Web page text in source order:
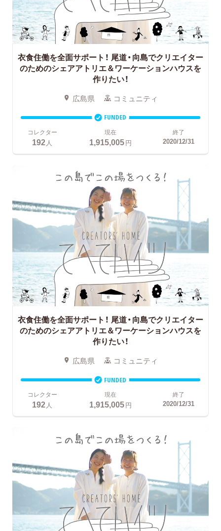
衣食住働を全面サポート！ 尾道・向島でクリエイター
のためのシェアアトリエ＆ワーケーションハウスを
作りたい！
広島県 コミュニティ
FUNDED
コレクター
192人
現在
1,915,005円
終了
2020/12/31
衣食住働を全面サポート！ 尾道・向島でクリエイター
のためのシェアアトリエ＆ワーケーションハウスを
作りたい！
広島県 コミュニティ
FUNDED
コレクター
192人
現在
1,915,005円
終了
2020/12/31